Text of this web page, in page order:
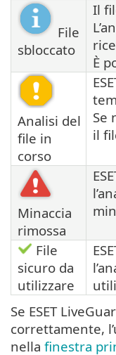
File
sbloccato
Il
È
Analisi del
file in
corso
Se
il
Minaccia
rimossa
File
sicuro da
utilizzare
Se ESET
correttamente,
nella finestra